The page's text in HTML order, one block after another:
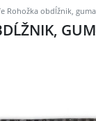
Rohožka obdĺžnik,